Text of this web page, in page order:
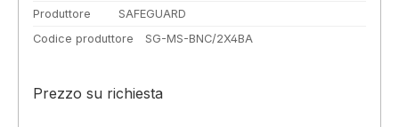
Produttore
SAFEGUARD
Codice produttore
SG-MS-BNC/2X4BA
Prezzo su richiesta